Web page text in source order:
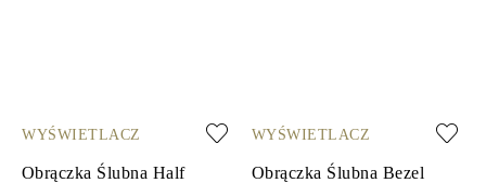
WYŚWIETLACZ
Obrączka Ślubna Half
WYŚWIETLACZ
Obrączka Ślubna Bezel